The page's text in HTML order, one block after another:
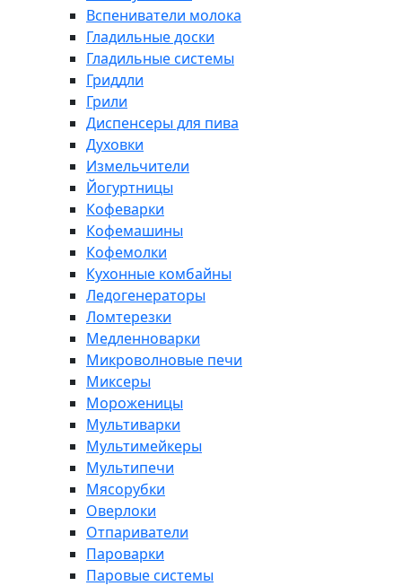
Вспениватели молока
Гладильные доски
Гладильные системы
Гриддли
Грили
Диспенсеры для пива
Духовки
Измельчители
Йогуртницы
Кофеварки
Кофемашины
Кофемолки
Кухонные комбайны
Ледогенераторы
Ломтерезки
Медленноварки
Микроволновые печи
Миксеры
Мороженицы
Мультиварки
Мультимейкеры
Мультипечи
Мясорубки
Оверлоки
Отпариватели
Пароварки
Паровые системы